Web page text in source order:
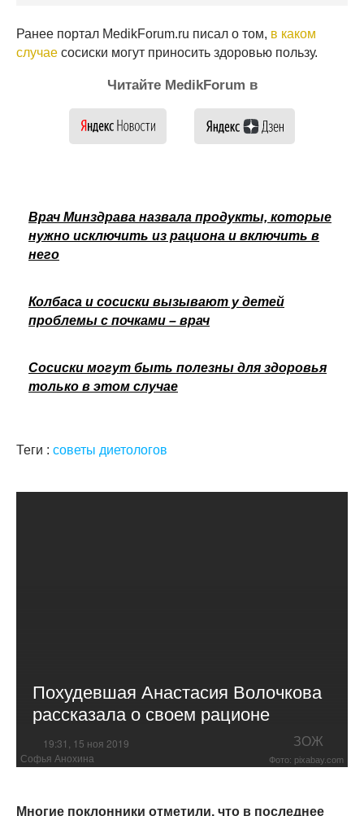
Ранее портал MedikForum.ru писал о том, в каком
случае сосиски могут приносить здоровью пользу.
Читайте MedikForum в
Врач Минздрава назвала продукты, которые
нужно исключить из рациона и включить в
него
Колбаса и сосиски вызывают у детей
проблемы с почками – врач
Сосиски могут быть полезны для здоровья
только в этом случае
Теги : советы диетологов
Похудевшая Анастасия Волочкова
рассказала о своем рационе
19:31, 15 ноя 2019 ЗОЖ
Софья Анохина Фото: pixabay.com
Многие поклонники отметили, что в последнее